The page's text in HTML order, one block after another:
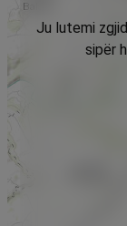
Ju lutemi
sipër